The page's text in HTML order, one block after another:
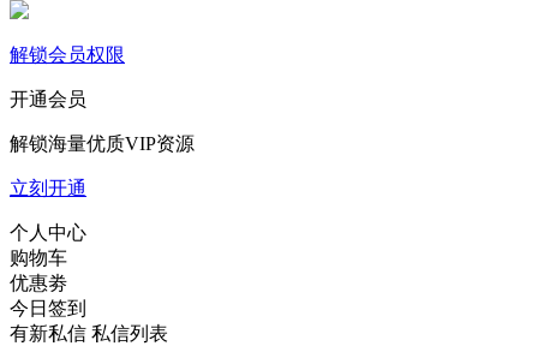
解锁会员权限
开通会员
解锁海量优质VIP资源
立刻开通
个人中心
购物车
优惠劵
今日签到
有新私信 私信列表